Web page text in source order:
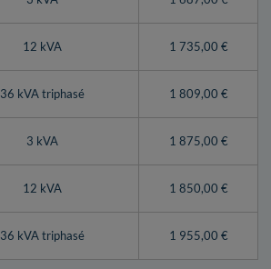
12 kVA 1 735,00 €
36 kVA triphasé 1 809,00 €
3 kVA 1 875,00 €
12 kVA 1 850,00 €
36 kVA triphasé 1 955,00 €